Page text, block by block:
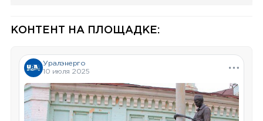
КОНТЕНТ НА ПЛОЩАДКЕ:
Уралэнерго
10 июля 2025